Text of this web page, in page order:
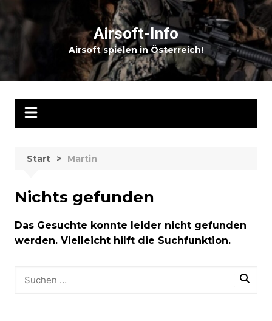
Inhalt
springen
Airsoft-Info
Airsoft spielen in Österreich!
Start Martin
Nichts gefunden
Das Gesuchte konnte leider nicht gefunden
werden. Vielleicht hilft die Suchfunktion.